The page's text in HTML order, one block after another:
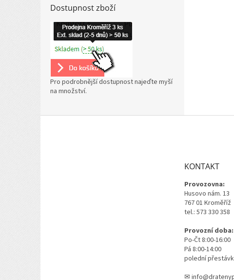
Dostupnost zboží
Pro podrobnější dostupnost najeďte myší
na množství.
KONTAKT
Provozovna:
Husovo nám. 13
767 01 Kroměříž
tel.: 573 330 358
Provozní doba:
Po-Čt 8:00-16:00
Pá 8:00-14:00
polední
✉